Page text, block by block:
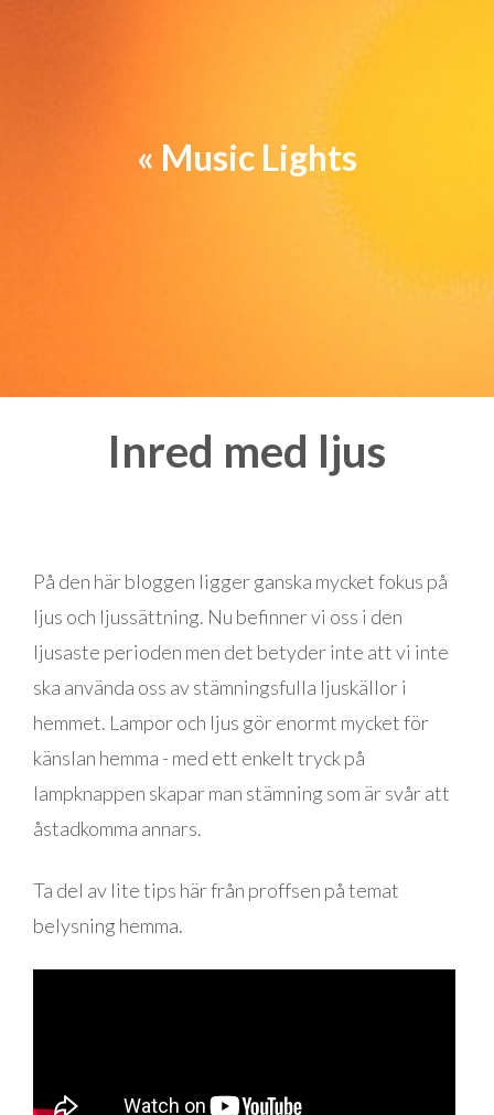
« Music Lights
Inred med ljus
På den här bloggen ligger ganska mycket fokus på
ljus och ljussättning. Nu befinner vi oss i den
ljusaste perioden men det betyder inte att vi inte
ska använda oss av stämningsfulla ljuskällor i
hemmet. Lampor och ljus gör enormt mycket för
känslan hemma - med ett enkelt tryck på
lampknappen skapar man stämning som är svår att
åstadkomma annars.
Ta del av lite tips här från proffsen på temat
belysning hemma.